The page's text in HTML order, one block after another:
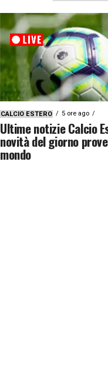
CALCIO ESTERO 5 ore ago
Ultime notizie Calcio
novità del giorno
mondo